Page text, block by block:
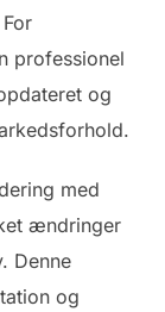
professionel
og
med
ændringer
Denne
og